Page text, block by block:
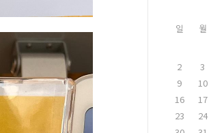
일 월
2
3
9
10
16
17
23
24